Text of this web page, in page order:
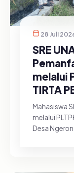
28 Juli
SRE
melalui
TIRTA
Mahasiswa
melalui
Desa